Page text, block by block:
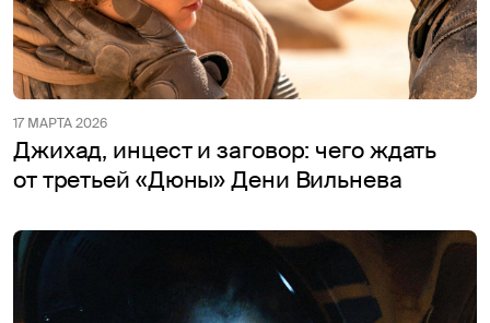
17 МАРТА 2026
Джихад, инцест и заговор: чего ждать
от третьей «Дюны» Дени Вильнева